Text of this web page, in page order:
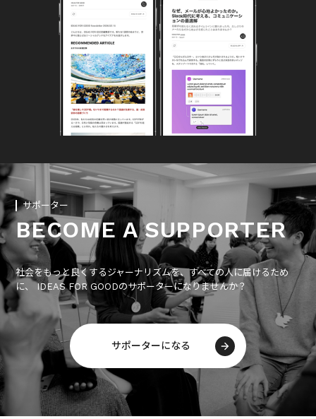
サポーター
BECOME A SUPPORTER
社会をもっと良くするジャーナリズムを、すべての人に届けるため
に、 IDEAS FOR GOODのサポーターになりませんか？
サポーターになる